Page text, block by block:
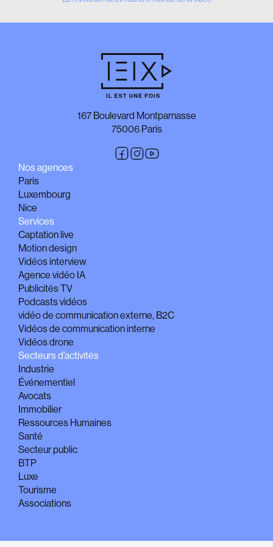
167 Boulevard Montparnasse
75006 Paris
Nos agences
Paris
Luxembourg
Nice
Services
Captation live
Motion design
Vidéos interview
Agence vidéo IA
Publicités TV
Podcasts vidéos
vidéo de communication externe, B2C
Vidéos de communication interne
Vidéos drone
Secteurs d’activités
Industrie
Événementiel
Avocats
Immobilier
Ressources Humaines
Santé
Secteur public
BTP
Luxe
Tourisme
Associations